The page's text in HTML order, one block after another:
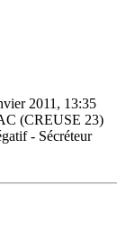
2011, 13:35
(CREUSE 23)
- Sécréteur